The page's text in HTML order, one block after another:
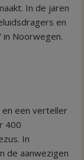
In de jaren
en
Noorwegen.
en een verteller
400
In
de aanwezigen